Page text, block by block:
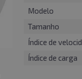
Modelo
Tamanho
Índice de
Índice de carga